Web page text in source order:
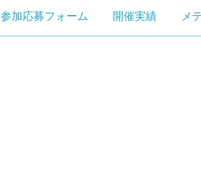
参加応募フォーム 開催実績 メ